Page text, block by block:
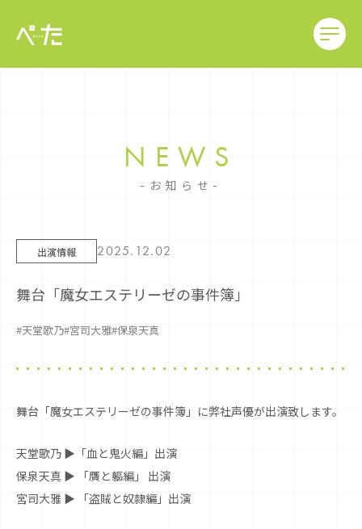
NEWS
お知らせ
出演情報 2025.12.02
舞台「魔女エステリーゼの事件簿」
#天堂歌乃#宮司大雅#保泉天真
舞台「魔女エステリーゼの事件簿」に弊社声優が出演致します。
天堂歌乃 ▶︎「血と鬼火編」出演
保泉天真 ▶︎ 「贋と軀編」 出演
宮司大雅 ▶︎ 「盗賊と奴隷編」出演